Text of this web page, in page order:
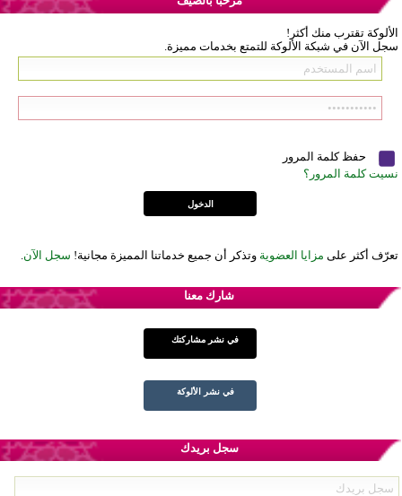
الألوكة تقترب منك أكثر!
سجل الآن في شبكة الألوكة للتمتع بخدمات مميزة.
حفظ كلمة المرور
نسيت كلمة المرور؟
تعرّف أكثر على مزايا العضوية وتذكر أن جميع خدماتنا المميزة مجانية! سجل الآن.
شارك معنا
في نشر مشاركتك
في نشر الألوكة
سجل بريدك